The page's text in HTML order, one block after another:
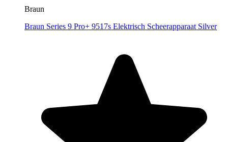
Braun
Braun Series 9 Pro+ 9517s Elektrisch Scheerapparaat Silver